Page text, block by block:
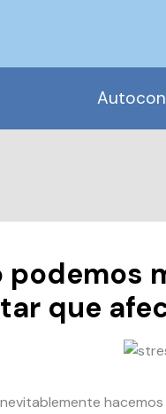
podemos
que